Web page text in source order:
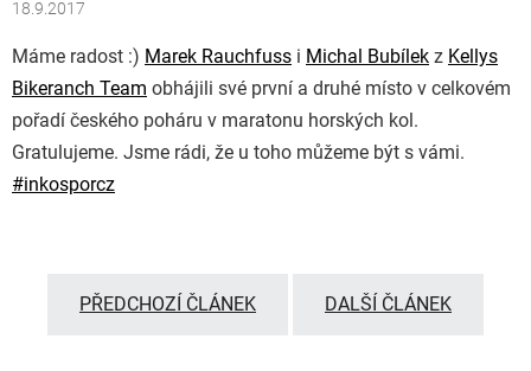
18.9.2017
Máme radost :) Marek Rauchfuss i Michal Bubílek z Kellys
Bikeranch Team obhájili své první a druhé místo v celkovém
pořadí českého poháru v maratonu horských kol.
Gratulujeme. Jsme rádi, že u toho můžeme být s vámi.
#inkosporcz
PŘEDCHOZÍ ČLÁNEK DALŠÍ ČLÁNEK